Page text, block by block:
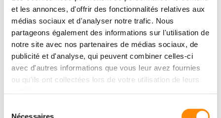
et les annonces, d'offrir des fonctionnalités relatives aux
médias sociaux et d'analyser notre trafic. Nous
partageons également des informations sur l'utilisation de
notre site avec nos partenaires de médias sociaux, de
publicité et d'analyse, qui peuvent combiner celles-ci
avec d'autres informations que vous leur avez fournies
ou qu'ils ont collectées lors de votre utilisation de leurs
Nécessaires
ARTICLE